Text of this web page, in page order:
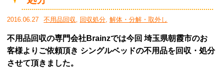
2016.06.27 不用品回収, 回収処分, 解体・分解・取外し
不用品回収の専門会社Brainzでは今回 埼玉県朝霞市のお
客様よりご依頼頂き シングルベッドの不用品を回収・処分
させて頂きました。